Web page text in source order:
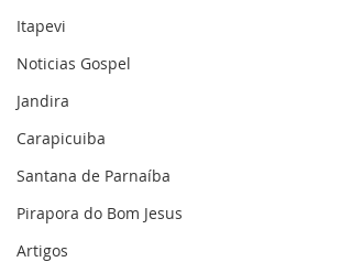
Itapevi
Noticias Gospel
Jandira
Carapicuiba
Santana de Parnaíba
Pirapora do Bom Jesus
Artigos